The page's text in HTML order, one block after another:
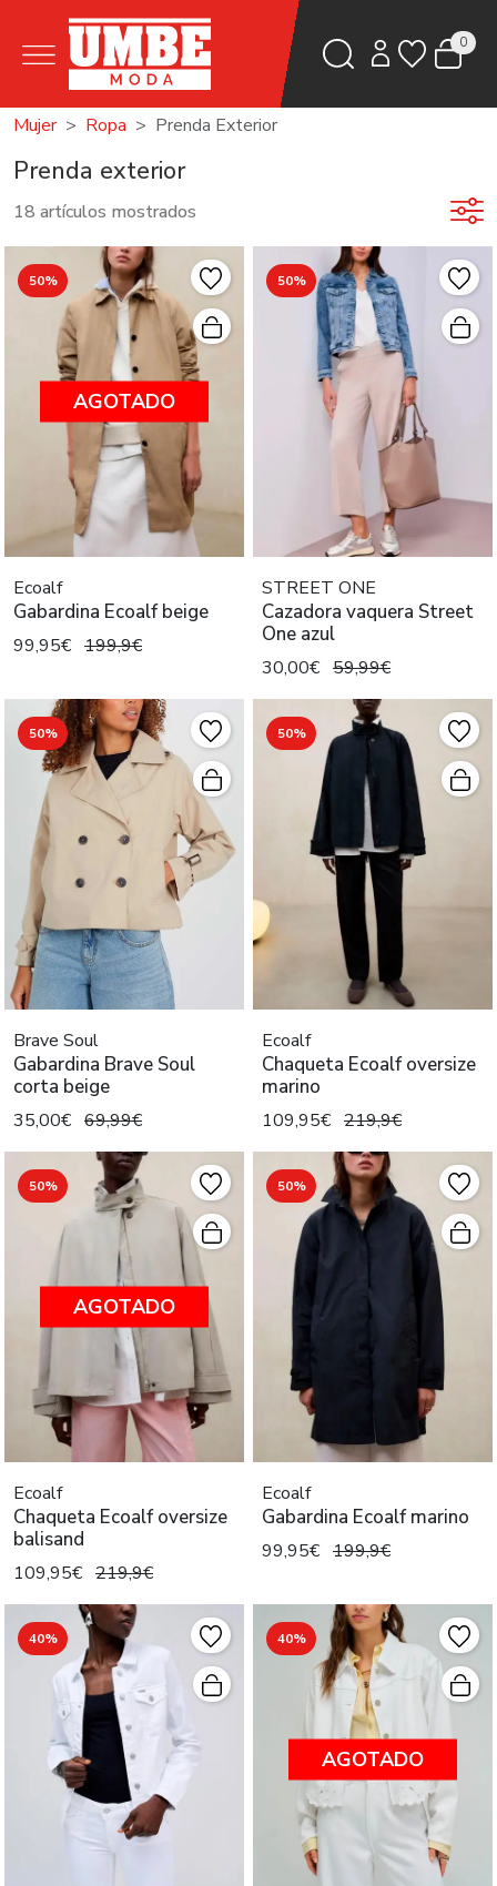
0
Mujer Ropa Prenda Exterior
Prenda exterior
18 artículos mostrados
50%
AGOTADO
Ecoalf
Gabardina Ecoalf beige
99,95€ 199,9€
50%
STREET ONE
Cazadora vaquera Street
One azul
30,00€ 59,99€
50%
Brave Soul
Gabardina Brave Soul
corta beige
35,00€ 69,99€
50%
Ecoalf
Chaqueta Ecoalf oversize
marino
109,95€ 219,9€
50%
AGOTADO
Ecoalf
Chaqueta Ecoalf oversize
balisand
109,95€ 219,9€
50%
Ecoalf
Gabardina Ecoalf marino
99,95€ 199,9€
40% 40%
AGOTADO